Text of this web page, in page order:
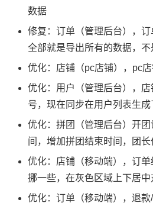
数据
修复：订单（管理后台），
全部就是导出所有的数据，
优化：店铺（pc店铺），pc
优化：用户（管理后台），
号，现在同步在用户列表生
优化：拼团（管理后台）开
间，增加拼团结束时间，团
优化：店铺（移动端），订
挪一些，在灰色区域上下居
优化：订单（移动端），退